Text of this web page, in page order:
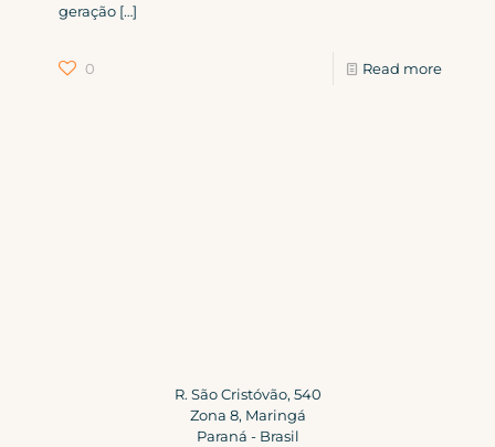
geração […]
0 Read more
R. São Cristóvão, 540
Zona 8, Maringá
Paraná - Brasil